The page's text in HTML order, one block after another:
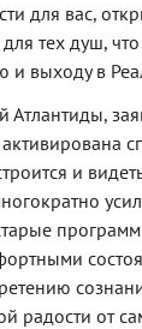
вас,
тех душ,
и выходу в
и
радости от